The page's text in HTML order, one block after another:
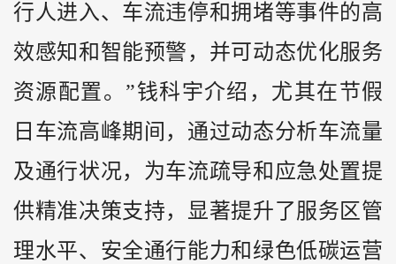
行人进入、车流违停和拥堵等事件的高
效感知和智能预警，并可动态优化服务
资源配置。”钱科宇介绍，尤其在节假
日车流高峰期间，通过动态分析车流量
及通行状况，为车流疏导和应急处置提
供精准决策支持，显著提升了服务区管
理水平、安全通行能力和绿色低碳运营